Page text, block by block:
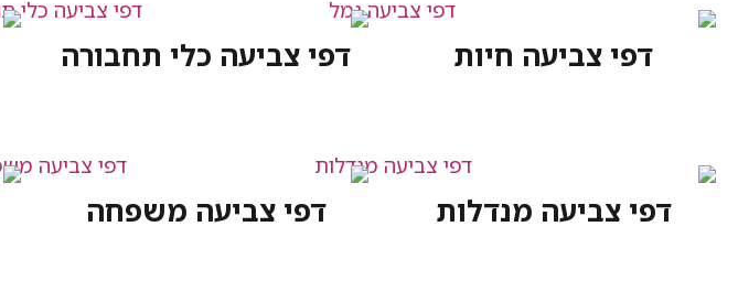
דפי צביעה חיות דפי צביעה כלי תחבורה
דפי צביעה מנדלות דפי צביעה משפחה